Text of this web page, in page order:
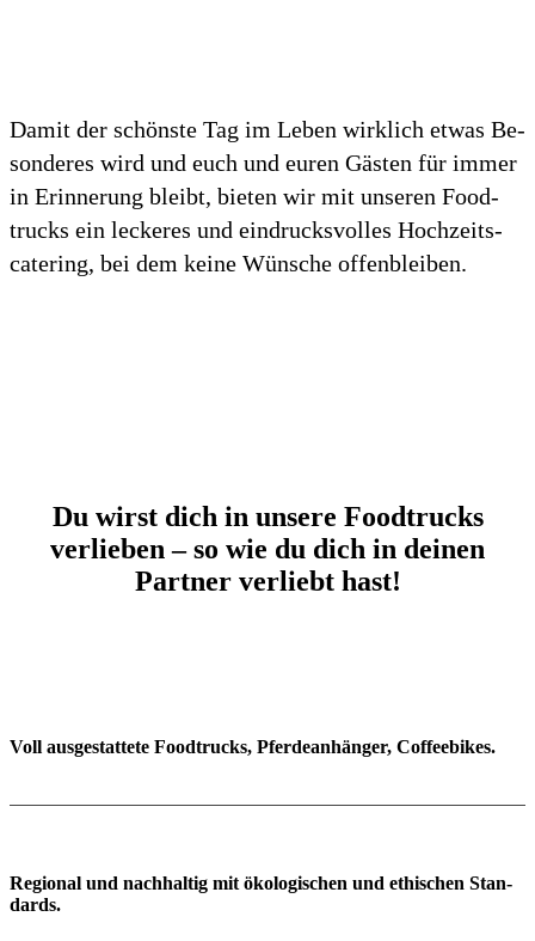
Damit der schönste Tag im Leben wirk­lich etwas Be­
son­de­res wird und euch und euren Gästen für immer
in Erin­nerung bleibt, bieten wir mit unseren Food­
trucks ein leckeres und ein­drucks­volles Hoch­zeits­
catering, bei dem keine Wünsche offen­bleiben.
Du wirst dich in unsere Foodtrucks
verlieben– so wie du dich in deinen
Partner verliebt hast!
Voll aus­ge­stat­tete Food­trucks, Pferde­anhänger, Coffee­bikes.
Regional und nach­haltig mit öko­lo­gischen und ethischen Stan­
dards.